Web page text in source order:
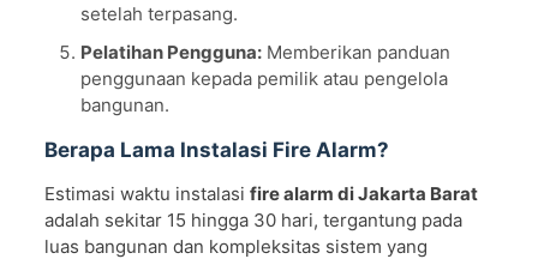
setelah terpasang.
Pelatihan Pengguna:Memberikan panduan
penggunaan kepada pemilik atau pengelola
bangunan.
Berapa Lama Instalasi Fire Alarm?
Estimasi waktu instalasi fire alarm di Jakarta Barat
adalah sekitar 15 hingga 30 hari, tergantung pada
luas bangunan dan kompleksitas sistem yang